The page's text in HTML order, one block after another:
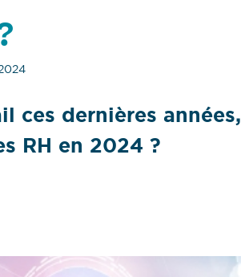
ces dernières années,
RH en 2024 ?